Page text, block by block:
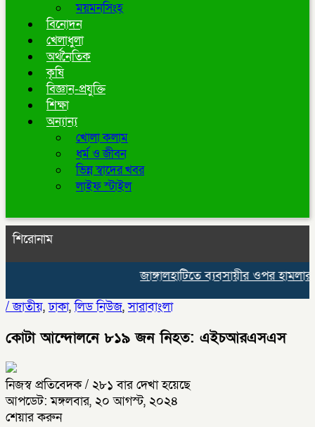
ময়মনসিংহ
বিনোদন
খেলাধুলা
অর্থনৈতিক
কৃষি
বিজ্ঞান-প্রযুক্তি
শিক্ষা
অন্যান্য
খোলা কলাম
ধর্ম ও জীবন
ভিন্ন স্বাদের খবর
লাইফ স্টাইল
শিরোনাম
জাঙ্গালহাটিতে ব্যবসায়ীর ওপর হামলার
/জাতীয়,ঢাকা,লিড নিউজ,সারাবাংলা
কোটা আন্দোলনে ৮১৯ জন নিহত: এইচআরএসএস
নিজস্ব প্রতিবেদক/ ২৮১ বার দেখা হয়েছে
আপডেট: মঙ্গলবার, ২০ আগস্ট, ২০২৪
শেয়ার করুন